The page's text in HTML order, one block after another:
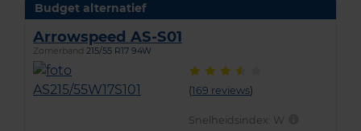
Budget alternatief
Arrowspeed AS-S01
Zomerband 215/55 R17 94W
(169 reviews)
Snelheidsindex: W